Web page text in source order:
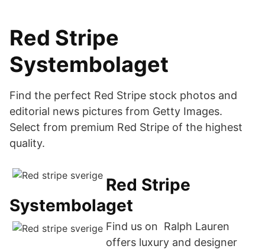
Red Stripe
Systembolaget
Find the perfect Red Stripe stock photos and
editorial news pictures from Getty Images.
Select from premium Red Stripe of the highest
quality.
Red Stripe
Systembolaget
Find us on Ralph Lauren
offers luxury and designer